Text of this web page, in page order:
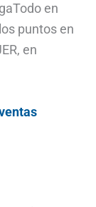
en
puntos en
en